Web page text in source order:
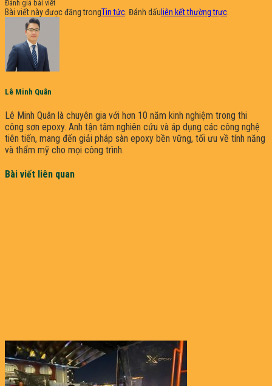
Đánh giá bài viết
Bài viết này được đăng trongTin tức . Đánh dấu liên kết thường trực
Lê Minh Quân
Lê Minh Quân là chuyên gia với hơn 10 năm kinh nghiệm trong thi
công sơn epoxy. Anh tận tâm nghiên cứu và áp dụng các công nghệ
tiên tiến, mang đến giải pháp sàn epoxy bền vững, tối ưu về tính năng
và thẩm mỹ cho mọi công trình.
Bài viết liên quan